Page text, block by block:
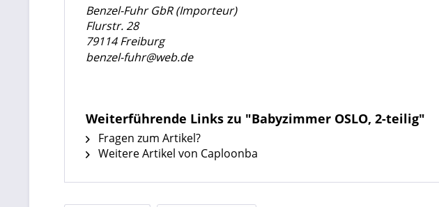
Benzel-Fuhr GbR (Importeur)
Flurstr. 28
79114 Freiburg
benzel-fuhr@web.de
Weiterführende Links zu "Babyzimmer OSLO, 2-teilig"
Fragen zum Artikel?
Weitere Artikel von Caploonba